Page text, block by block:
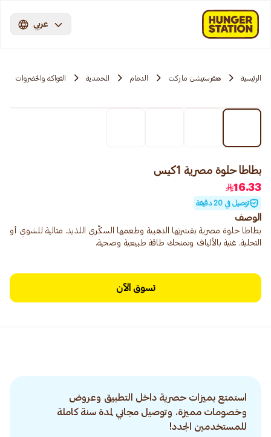
عربي
الرئيسية هنقرستيشن ماركت الدمام المحمدية الفواكه والخضروات
بطاطا حلوة مصرية 1كيس
16.33
توصيل في 20 دقيقة
الوصف
بطاطا حلوة مصرية بقشرتها الذهبية وطعمها السكّري اللذيذ. مثالية للشوي أو
التحلية. غنية بالألياف وتمنحك طاقة طبيعية وصحية.
تسوق الآن
استمتع بميزات حصرية داخل التطبيق وعروض
وخصومات مميزة. وتوصيل مجاني لمدة سنة كاملة
للمستخدمين الجدد!